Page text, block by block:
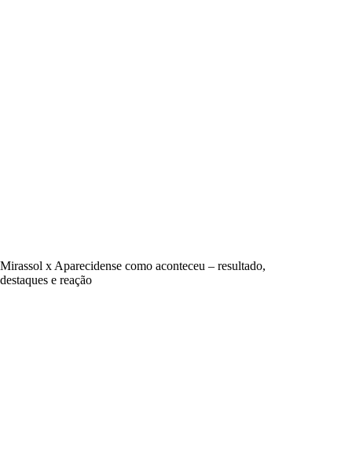
Mirassol x Aparecidense como aconteceu – resultado,
destaques e reação